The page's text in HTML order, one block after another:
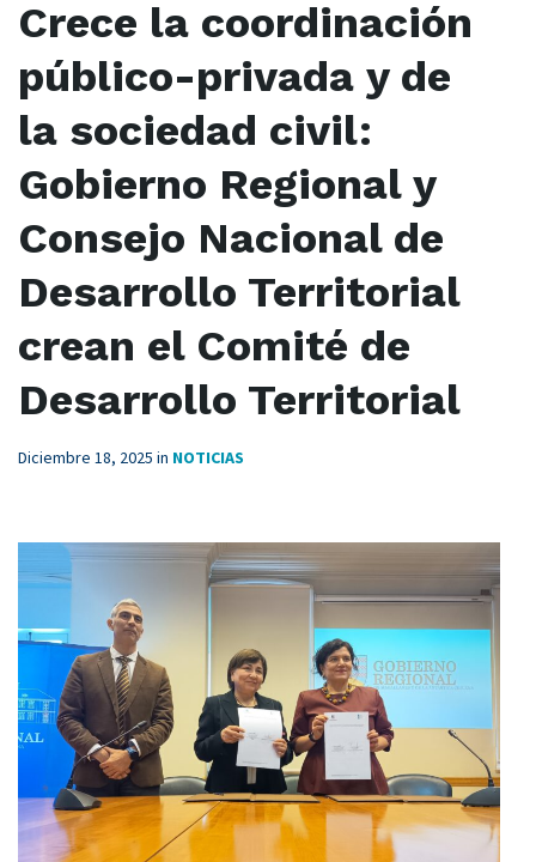
Crece la coordinación
público-privada y de
la sociedad civil:
Gobierno Regional y
Consejo Nacional de
Desarrollo Territorial
crean el Comité de
Desarrollo Territorial
Diciembre 18, 2025 in NOTICIAS